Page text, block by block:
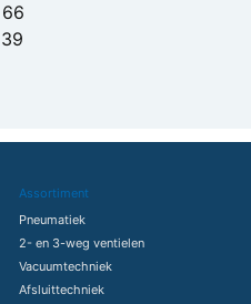
Assortiment
Pneumatiek
2- en 3-weg ventielen
Vacuumtechniek
Afsluittechniek